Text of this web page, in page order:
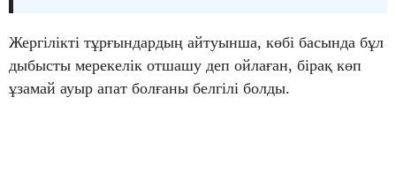
Жергілікті тұрғындардың айтуынша, көбі басында бұл
дыбысты мерекелік отшашу деп ойлаған, бірақ көп
ұзамай ауыр апат болғаны белгілі болды.